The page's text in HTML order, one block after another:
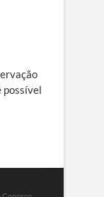
possível